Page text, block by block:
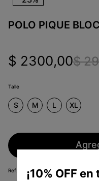
POLO PIQUE
$ 2300,00$
Talle
S M L XL
KM25194850
¡10% OFF